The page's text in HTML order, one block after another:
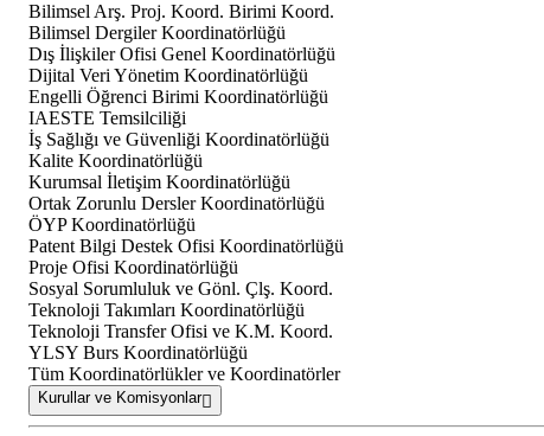
Bilimsel Arş. Proj. Koord. Birimi Koord.
Bilimsel Dergiler Koordinatörlüğü
Dış İlişkiler Ofisi Genel Koordinatörlüğü
Dijital Veri Yönetim Koordinatörlüğü
Engelli Öğrenci Birimi Koordinatörlüğü
IAESTE Temsilciliği
İş Sağlığı ve Güvenliği Koordinatörlüğü
Kalite Koordinatörlüğü
Kurumsal İletişim Koordinatörlüğü
Ortak Zorunlu Dersler Koordinatörlüğü
ÖYP Koordinatörlüğü
Patent Bilgi Destek Ofisi Koordinatörlüğü
Proje Ofisi Koordinatörlüğü
Sosyal Sorumluluk ve Gönl. Çlş. Koord.
Teknoloji Takımları Koordinatörlüğü
Teknoloji Transfer Ofisi ve K.M. Koord.
YLSY Burs Koordinatörlüğü
Tüm Koordinatörlükler ve Koordinatörler
Kurullar ve Komisyonlar